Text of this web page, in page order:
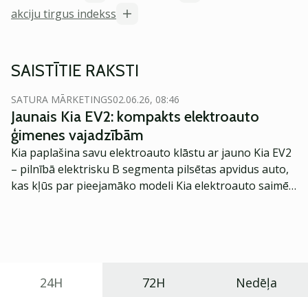
akciju tirgus indekss
SAISTĪTIE RAKSTI
SATURA MĀRKETINGS02.06.26, 08:46
Jaunais Kia EV2: kompakts elektroauto
ģimenes vajadzībām
Kia paplašina savu elektroauto klāstu ar jauno Kia EV2
– pilnībā elektrisku B segmenta pilsētas apvidus auto,
kas kļūs par pieejamāko modeli Kia elektroauto saimē
24H 72H Nedēļa